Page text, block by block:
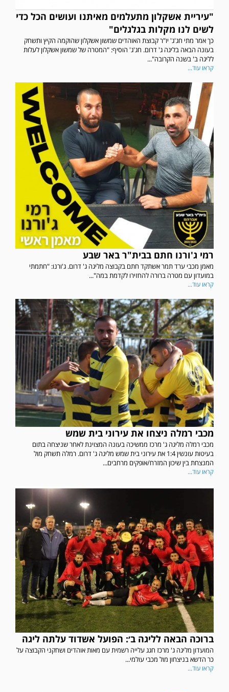
"עיריית אשקלון מתעלמים מאיתנו ועושים הכל כדי
לשים לנו מקלות בגלגלים"
כך אמר מתי חג'ג' יו"ר קבוצת האוהדים שמשון אשקלון שהוקמה הקיץ ותשחק
בעונה הבאה בליגה ג' דרום. חג'ג' הוסיף: "המטרה של שמשון אשקלון לעלות
לליגה ב' בשנה הקרובה"...
קראו עוד...
רמי ג'ורנו חתם בבית"ר באר שבע
מאמן מכבי ערד תמר אשתקד חתם בקבוצה מליגה ג' דרום. ג'ורנו: "חתמתי
במועדון עם מטרה ברורה להחזירו לקדמת במה"...
קראו עוד...
מכבי רמלה ניצחו את עירוני בית שמש
מכבי רמלה מליגה ג' מרכז ממשיכה בעונה המצוינת לאחר שניצחה בתום
בעיטות עונשין 1:4 את עירוני בית שמש מליגה ג' דרום. רמלה תשחק מול
המנצחת בין שיכון המזרח/אופקים מרחבים...
קראו עוד...
ברוכה הבאה לליגה ב׳: הפועל אשדוד עלתה ליגה
המועדון מליגה ג' מרכז חגג עלייה רשמית עם מאות אוהדים ושחקני הקבוצה על
כר הדשא בניצחון מול מכבי עולמי...
קראו עוד...
במשחק אימון שהתקיים הבוקר יום ה' ניצחה קרית מלאכי את עירוני אשדוד 5-0.